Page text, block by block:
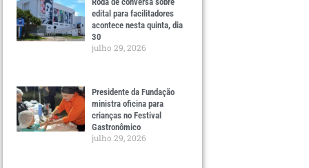
edital para facilitadores
acontece nesta quinta, dia
30
julho 29, 2026
Presidente da Fundação
ministra oficina para
crianças no Festival
Gastronômico
julho 29, 2026